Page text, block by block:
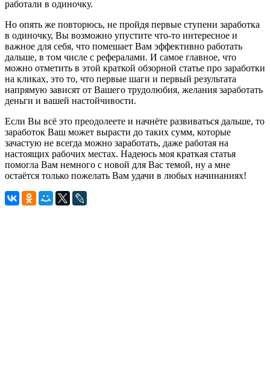
работали в одиночку.
Но опять же повторюсь, не пройдя первые ступени заработка
в одиночку, Вы возможно упустите что-то интересное и
важное для себя, что помешает Вам эффективно работать
дальше, в том числе с рефералами. И самое главное, что
можно отметить в этой краткой обзорной статье про заработки
на кликах, это то, что первые шаги и первый результата
напрямую зависят от Вашего трудолюбия, желания заработать
деньги и вашей настойчивости.
Если Вы всё это преодолеете и начнёте развиваться дальше, то
заработок Ваш может вырасти до таких сумм, которые
зачастую не всегда можно заработать, даже работая на
настоящих рабочих местах. Надеюсь моя краткая статья
помогла Вам немного с новой для Вас темой, ну а мне
остаётся только пожелать Вам удачи в любых начинаниях!